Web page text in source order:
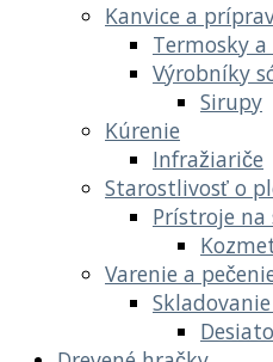
Kanvice a
Termosky
Výrobníky
Sirupy
Kúrenie
Infražiariče
Starostlivosť o
Prístroje
Varenie a